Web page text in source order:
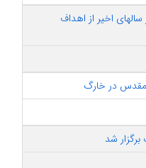
اخیر از اهداف
مقدس در خارگ
شد